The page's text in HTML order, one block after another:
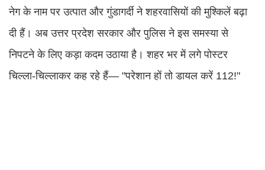
नेग के नाम पर उत्पात और गुंडागर्दी ने शहरवासियों की मुश्किलें बढ़ा
दी हैं। अब उत्तर प्रदेश सरकार और पुलिस ने इस समस्या से
निपटने के लिए कड़ा कदम उठाया है। शहर भर में लगे पोस्टर
चिल्ला-चिल्लाकर कह रहे हैं— "परेशान हों तो डायल करें 112!"